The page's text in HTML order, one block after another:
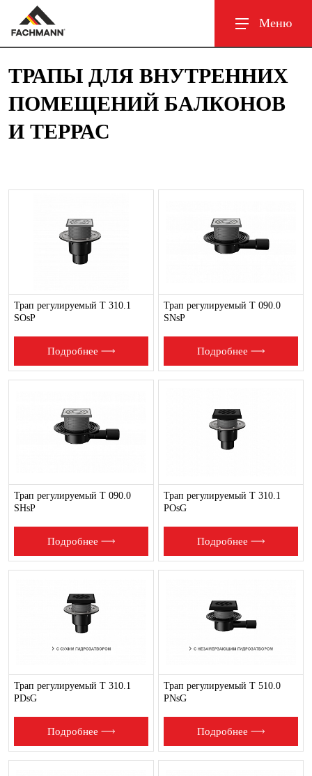
Меню
ТРАПЫ ДЛЯ ВНУТРЕННИХ
ПОМЕЩЕНИЙ БАЛКОНОВ
И ТЕРРАС
Трап регулируемый T 310.1
SOsP
Подробнее
Трап регулируемый T 090.0
SNsP
Подробнее
Трап регулируемый T 090.0
SHsP
Подробнее
Трап регулируемый T 310.1
POsG
Подробнее
Трап регулируемый T 310.1
PDsG
Подробнее
Трап регулируемый T 510.0
PNsG
Подробнее